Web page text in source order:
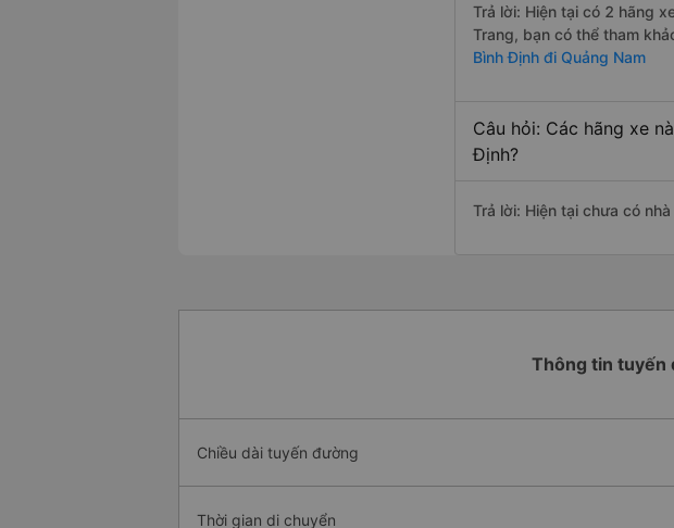
Trả lời: Hiện tại có 2 hãng
Trang, bạn có thể tham
Bình Định đi Quảng Nam
Câu hỏi: Các hãng xe
Định?
Trả lời: Hiện tại chưa có
Thông tin tuyến
Chiều dài tuyến đường
Thời gian di chuyển